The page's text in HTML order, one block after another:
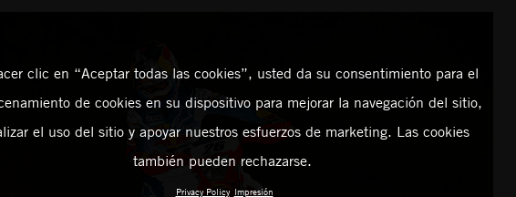
clic en “Aceptar todas las cookies”, usted da su consentimiento para el
de cookies en su dispositivo para mejorar la navegación del sitio,
el uso del sitio y apoyar nuestros esfuerzos de marketing. Las cookies
también pueden rechazarse.
Privacy Policy Impresión